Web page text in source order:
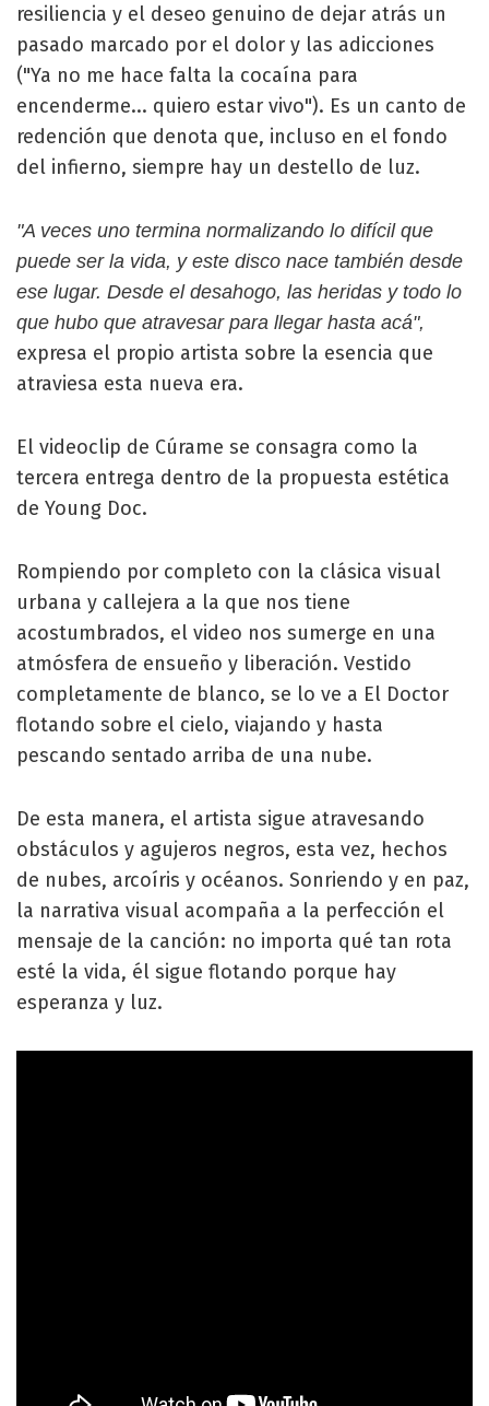
resiliencia y el deseo genuino de dejar atrás un
pasado marcado por el dolor y las adicciones
("Ya no me hace falta la cocaína para
encenderme... quiero estar vivo"). Es un canto de
redención que denota que, incluso en el fondo
del infierno, siempre hay un destello de luz.
"A veces uno termina normalizando lo difícil que
puede ser la vida, y este disco nace también desde
ese lugar. Desde el desahogo, las heridas y todo lo
que hubo que atravesar para llegar hasta acá",
expresa el propio artista sobre la esencia que
atraviesa esta nueva era.
El videoclip de Cúrame se consagra como la
tercera entrega dentro de la propuesta estética
de Young Doc.
Rompiendo por completo con la clásica visual
urbana y callejera a la que nos tiene
acostumbrados, el video nos sumerge en una
atmósfera de ensueño y liberación. Vestido
completamente de blanco, se lo ve a El Doctor
flotando sobre el cielo, viajando y hasta
pescando sentado arriba de una nube.
De esta manera, el artista sigue atravesando
obstáculos y agujeros negros, esta vez, hechos
de nubes, arcoíris y océanos. Sonriendo y en paz,
la narrativa visual acompaña a la perfección el
mensaje de la canción: no importa qué tan rota
esté la vida, él sigue flotando porque hay
esperanza y luz.